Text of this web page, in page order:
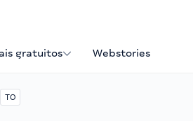
gratuitos Webstories
TO